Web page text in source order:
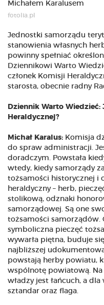
fotolia.pl
Jednostki samorządu
stanowienia własnych
powinny spełniać
Dziennikowi Warto
członek Komisji
starosta, obecnie radny
Dziennik Warto
Heraldycznej?
Michał Karalus: Komisja
do spraw administracji.
doradczym. Powstała
wtedy, kiedy samorządy
tożsamości historycznej i
heraldyczny – herb,
stolikową, odznaki
samorządowej. Są one
tożsamości samorządów.
symboliczna pieczęć
wywarła piętna, buduje
najbliższej
powstają herby powiatu,
wspólnotę powiatową.
władzy jest łańcuch, a
sztandar oraz flaga.